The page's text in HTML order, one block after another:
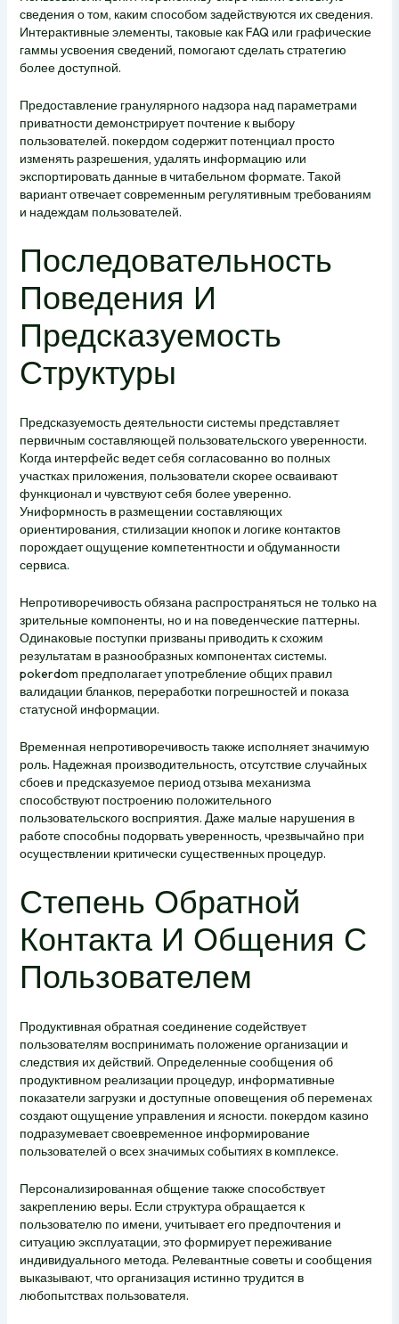
сведения о том, каким способом задействуются их сведения.
Интерактивные элементы, таковые как FAQ или графические
гаммы усвоения сведений, помогают сделать стратегию
более доступной.
Предоставление гранулярного надзора над параметрами
приватности демонстрирует почтение к выбору
пользователей. покердом содержит потенциал просто
изменять разрешения, удалять информацию или
экспортировать данные в читабельном формате. Такой
вариант отвечает современным регулятивным требованиям
и надеждам пользователей.
Последовательность
Поведения И
Предсказуемость
Структуры
Предсказуемость деятельности системы представляет
первичным составляющей пользовательского уверенности.
Когда интерфейс ведет себя согласованно во полных
участках приложения, пользователи скорее осваивают
функционал и чувствуют себя более уверенно.
Униформность в размещении составляющих
ориентирования, стилизации кнопок и логике контактов
порождает ощущение компетентности и обдуманности
сервиса.
Непротиворечивость обязана распространяться не только на
зрительные компоненты, но и на поведенческие паттерны.
Одинаковые поступки призваны приводить к схожим
результатам в разнообразных компонентах системы.
pokerdom предполагает употребление общих правил
валидации бланков, переработки погрешностей и показа
статусной информации.
Временная непротиворечивость также исполняет значимую
роль. Надежная производительность, отсутствие случайных
сбоев и предсказуемое период отзыва механизма
способствуют построению положительного
пользовательского восприятия. Даже малые нарушения в
работе способны подорвать уверенность, чрезвычайно при
осуществлении критически существенных процедур.
Степень Обратной
Контакта И Общения С
Пользователем
Продуктивная обратная соединение содействует
пользователям воспринимать положение организации и
следствия их действий. Определенные сообщения об
продуктивном реализации процедур, информативные
показатели загрузки и доступные оповещения об переменах
создают ощущение управления и ясности. покердом казино
подразумевает своевременное информирование
пользователей о всех значимых событиях в комплексе.
Персонализированная общение также способствует
закреплению веры. Если структура обращается к
пользователю по имени, учитывает его предпочтения и
ситуацию эксплуатации, это формирует переживание
индивидуального метода. Релевантные советы и сообщения
выказывают, что организация истинно трудится в
любопытствах пользователя.